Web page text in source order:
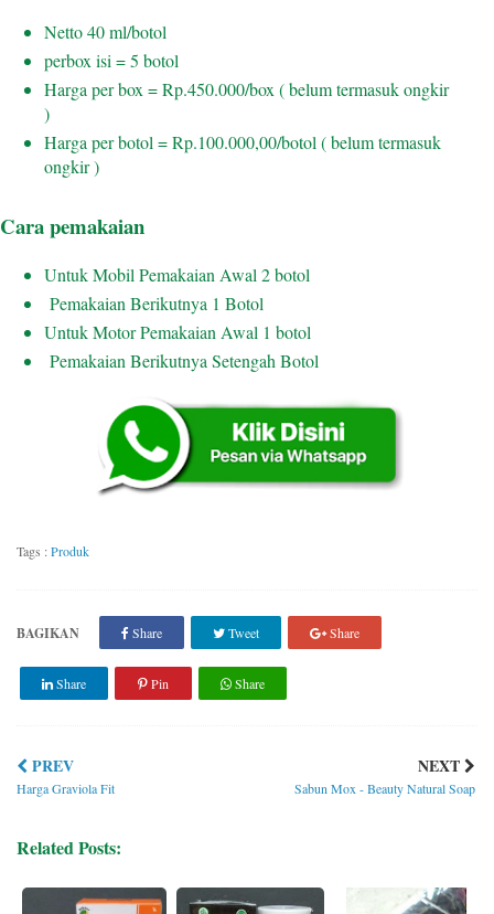
Netto 40 ml/botol
perbox isi = 5 botol
Harga per box = Rp.450.000/box ( belum termasuk ongkir
)
Harga per botol = Rp.100.000,00/botol ( belum termasuk
ongkir )
Cara pemakaian
Untuk Mobil Pemakaian Awal 2 botol
Pemakaian Berikutnya 1 Botol
Untuk Motor Pemakaian Awal 1 botol
Pemakaian Berikutnya Setengah Botol
Tags :Produk
BAGIKAN Share Tweet Share
Share Pin Share
PREV
Harga Graviola Fit
NEXT
Sabun Mox - Beauty Natural Soap
Related Posts: